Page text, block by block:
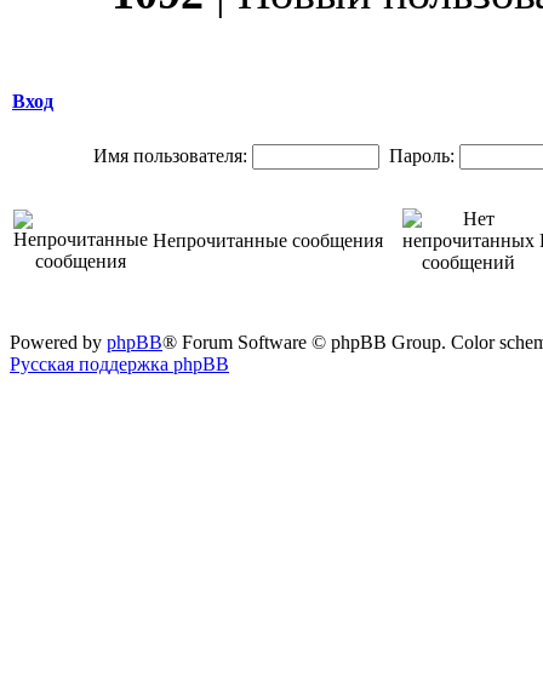
Вход
Имя пользователя: Пароль:
Непрочитанные сообщения
Powered by phpBB® Forum Software © phpBB Group. Color
Русская поддержка phpBB